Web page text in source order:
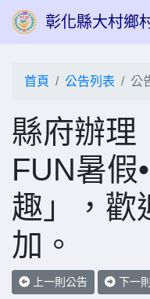
彰化縣大村鄉
首頁 公告列表 公
縣府辦理
FUN暑假
趣」，歡
加。
上一則公告 下一